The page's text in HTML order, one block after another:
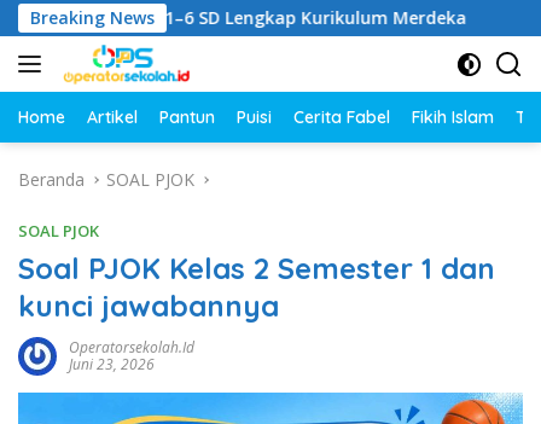
Langsung
ke
konten
Breaking News
Kelas 1–6 SD Lengkap Kurikulum Merdeka
Home Artikel Pantun Puisi Cerita Fabel Fikih Islam
Beranda SOAL PJOK
SOAL PJOK
Soal PJOK Kelas 2 Semester 1 dan
kunci jawabannya
Operatorsekolah.id
Juni 23, 2026